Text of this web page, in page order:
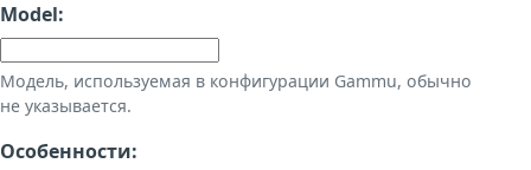
Model:
Модель, используемая в конфигурации Gammu, обычно
не указывается.
Особенности: